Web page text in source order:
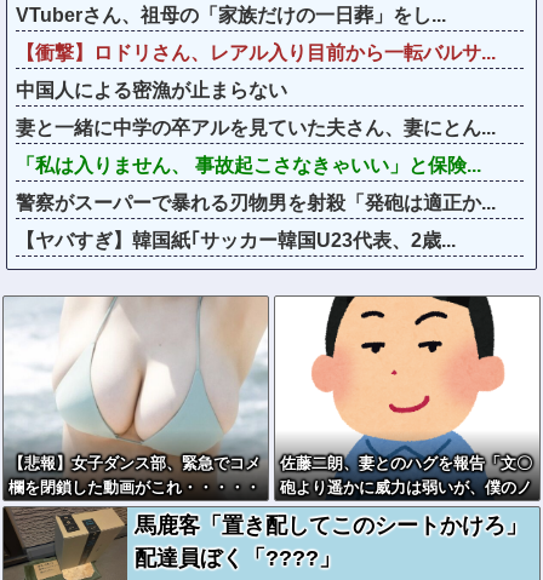
VTuberさん、祖母の「家族だけの一日葬」をし...
【衝撃】ロドリさん、レアル入り目前から一転バルサ...
中国人による密漁が止まらない
妻と一緒に中学の卒アルを見ていた夫さん、妻にとん...
「私は入りません、 事故起こさなきゃいい」と保険...
警察がスーパーで暴れる刃物男を射殺「発砲は適正か...
【ヤバすぎ】韓国紙｢サッカー韓国U23代表、2歳...
【悲報】女子ダンス部、緊急でコメ
欄を閉鎖した動画がこれ・・・・・
佐藤二朗、妻とのハグを報告「文〇
砲より遥かに威力は弱いが、僕のノ
ロケ砲をお見舞いする」
馬鹿客「置き配してこのシートかけろ」
配達員ぼく「????」